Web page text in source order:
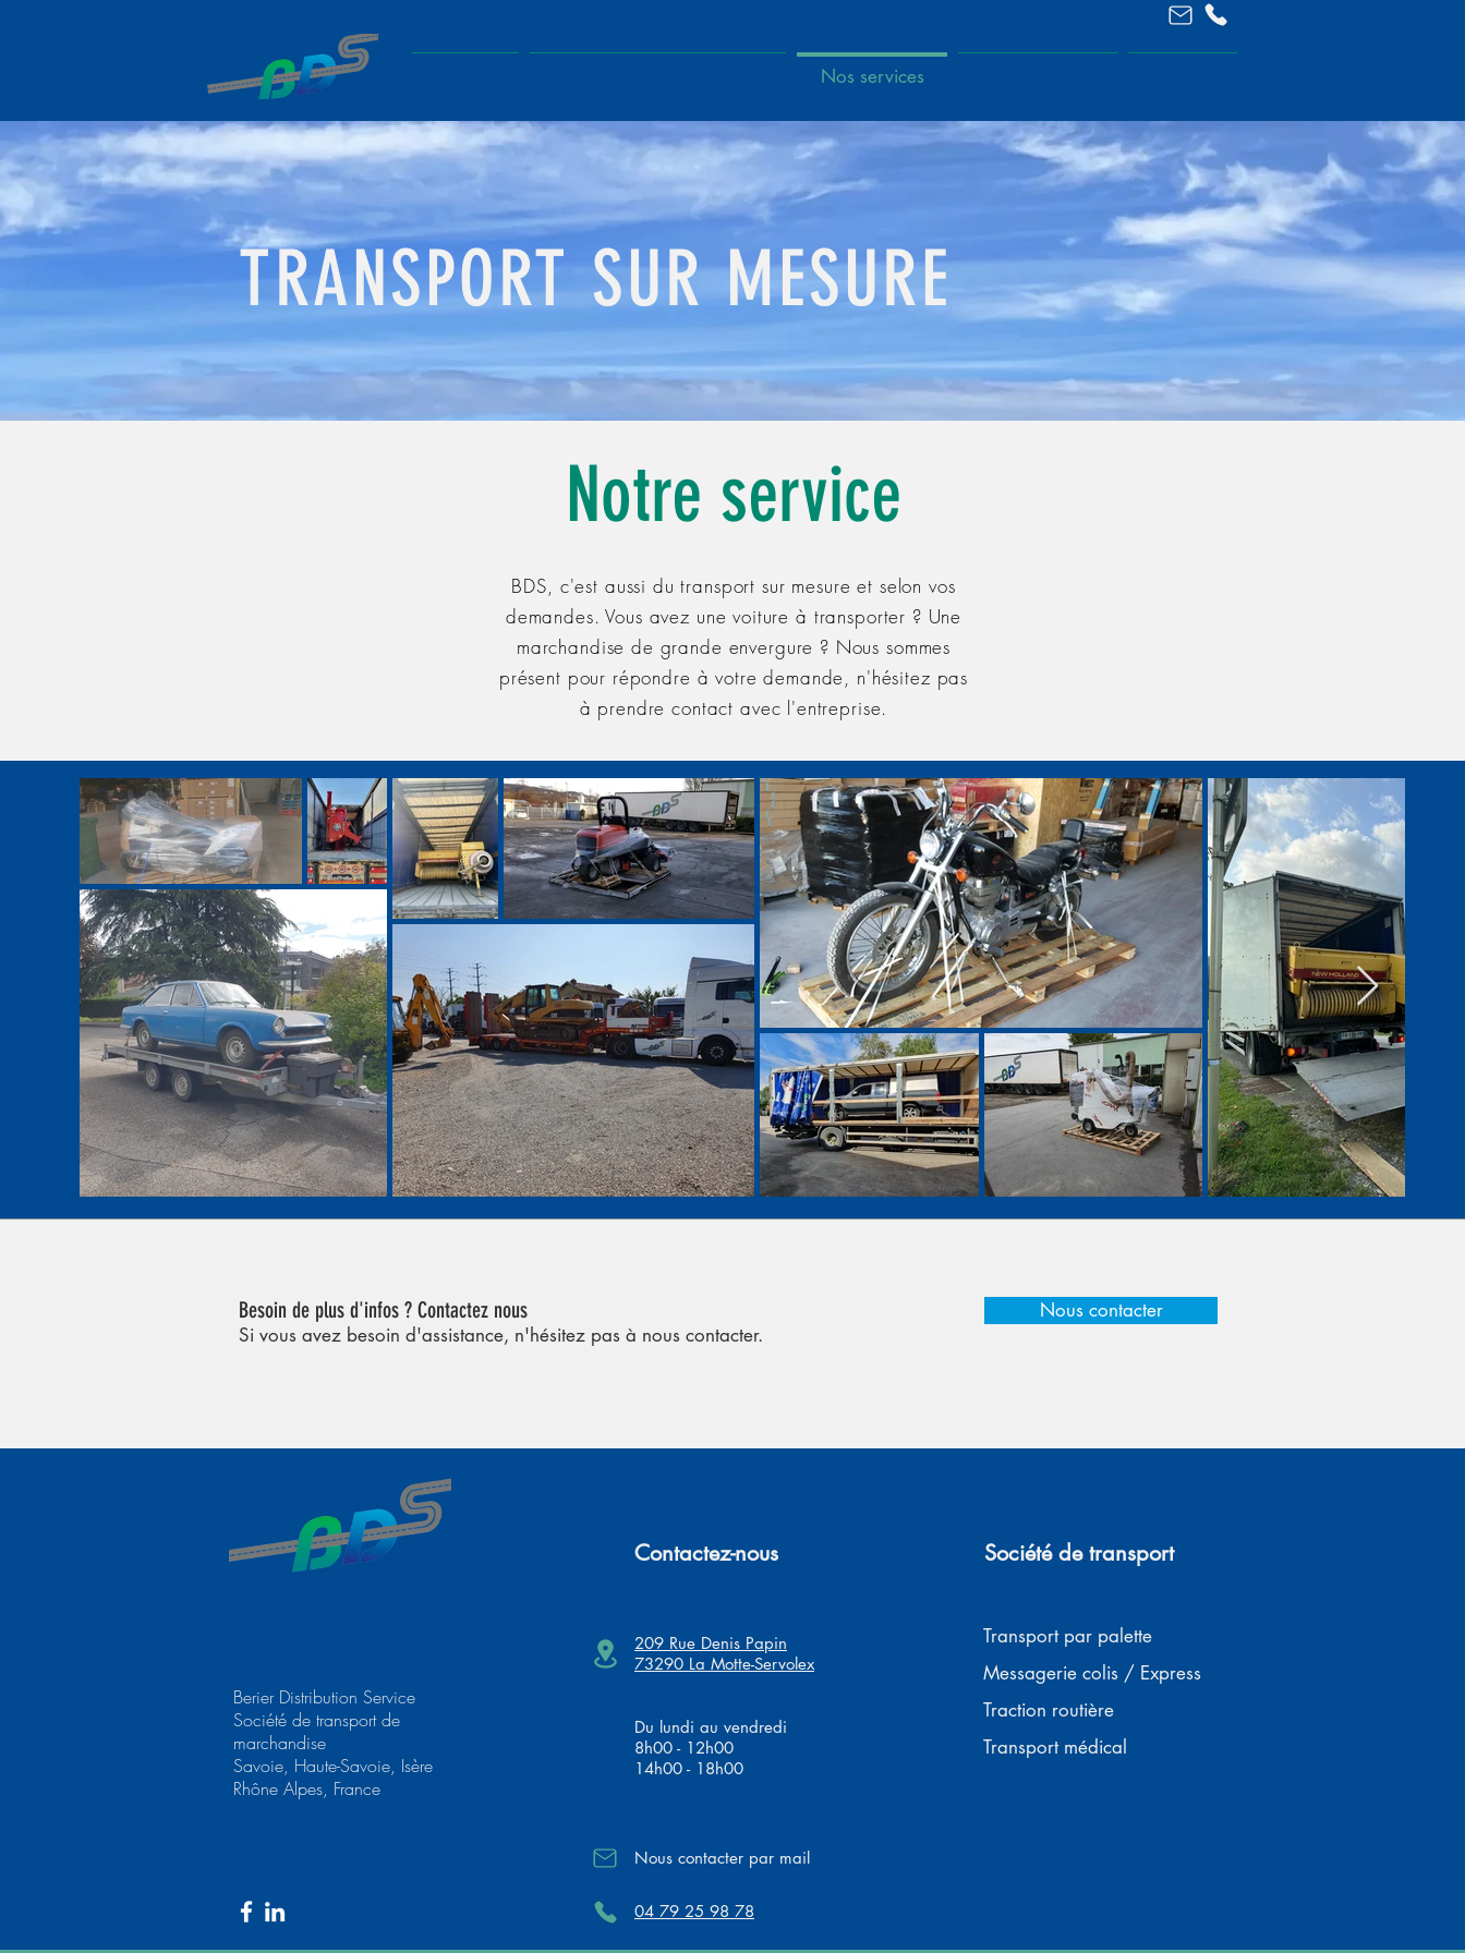
Nos services
TRANSPORT SUR MESURE
Notre service
BDS, c'est aussi du transport sur mesure et selon vos
demandes. Vous avez une voiture à transporter ? Une
marchandise de grande envergure ? Nous sommes
présent pour répondre à votre demande, n'hésitez pas
à prendre contact avec l'entreprise.
Besoin de plus d'infos ? Contactez nous
Si vous avez besoin d'assistance, n'hésitez pas à nous contacter.
Nous contacter
Berier Distribution Service
Société de transport de
marchandise
Savoie, Haute-Savoie, Isère
Rhône Alpes, France
Contactez-nous
209 Rue Denis Papin
73290 La Motte-Servolex
Du lundi au vendredi
8h00 - 12h00
14h00 - 18h00
Nous contacter par mail
04 79 25 98 78
Société de transport
Transport par palette
Messagerie colis / Express
Traction routière
Transport médical